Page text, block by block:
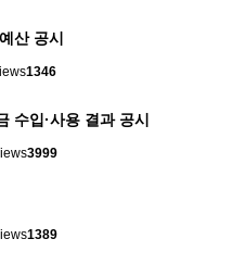
산 공시
1346
수입·사용 결과 공시
3999
1389